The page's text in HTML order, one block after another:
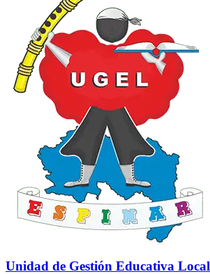
Unidad de Gestión Educativa Local